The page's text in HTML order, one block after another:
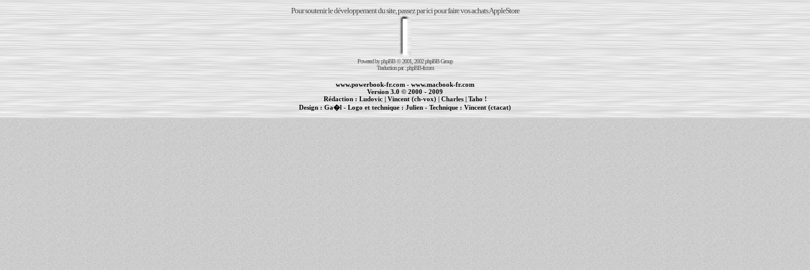
Pour soutenir le développement du site, passez par ici pour faire vos achats AppleStore
Powered byphpBB© 2001, 2002 phpBB Group
Traduction par :phpBB-fr.com
www.powerbook-fr.com - www.macbook-fr.com
Version 3.0 © 2000 - 2009
Rédaction : Ludovic|Vincent (ch-vox)| Charles|Taho !
Design :Ga�l - Logo et technique : Julien - Technique :Vincent (ctacat)
| | cr�ation de sites Internet